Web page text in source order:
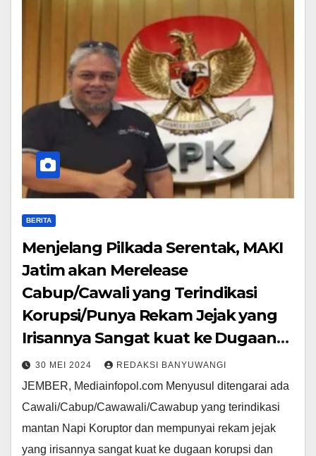
BERITA
Menjelang Pilkada Serentak, MAKI
Jatim akan Merelease
Cabup/Cawali yang Terindikasi
Korupsi/Punya Rekam Jejak yang
Irisannya Sangat kuat ke Dugaan
korupsi.
30 MEI 2024 REDAKSI BANYUWANGI
JEMBER, Mediainfopol.com Menyusul ditengarai ada
Cawali/Cabup/Cawawali/Cawabup yang terindikasi
mantan Napi Koruptor dan mempunyai rekam jejak
yang irisannya sangat kuat ke dugaan korupsi dan